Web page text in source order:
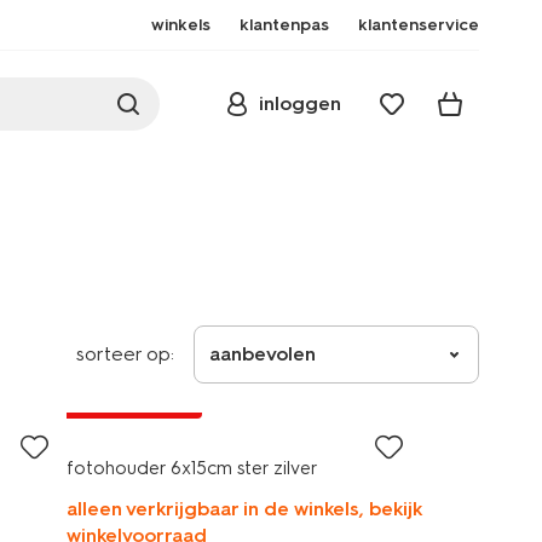
winkels klantenpas klantenservice
inloggen
sorteer op: aanbevolen
fotohouder 6x15cm ster zilver
alleen verkrijgbaar in de winkels, bekijk
winkelvoorraad